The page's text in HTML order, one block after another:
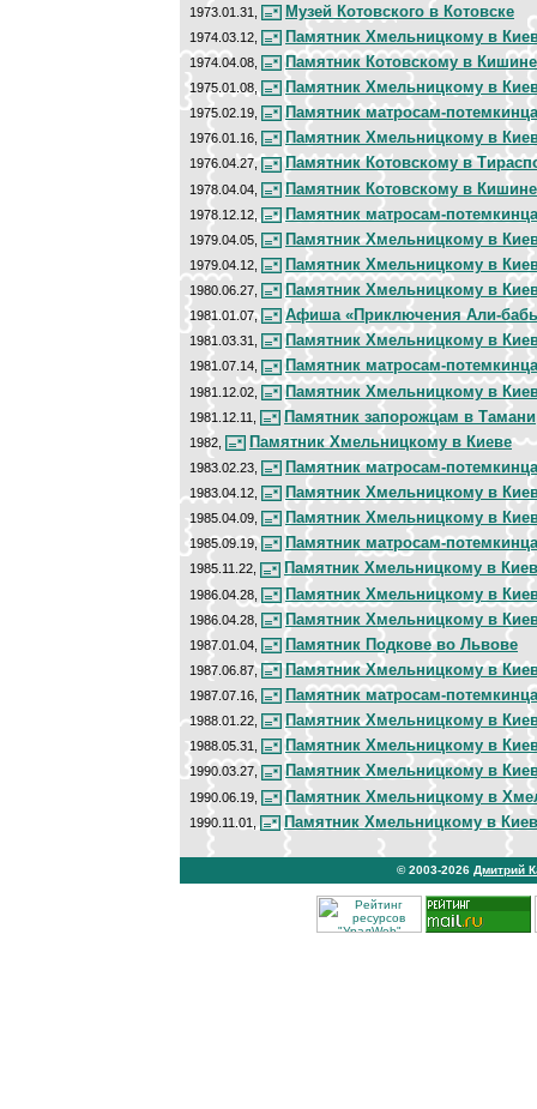
1973.01.31, Музей Котовского в Котовске
1974.03.12, Памятник Хмельницкому в
1974.04.08, Памятник Котовскому в
1975.01.08, Памятник Хмельницкому в
1975.02.19, Памятник матросам-
1976.01.16, Памятник Хмельницкому в
1976.04.27, Памятник Котовскому в
1978.04.04, Памятник Котовскому в
1978.12.12, Памятник матросам-
1979.04.05, Памятник Хмельницкому в
1979.04.12, Памятник Хмельницкому в
1980.06.27, Памятник Хмельницкому в
1981.01.07, Афиша «Приключения Али-
1981.03.31, Памятник Хмельницкому в
1981.07.14, Памятник матросам-
1981.12.02, Памятник Хмельницкому в
1981.12.11, Памятник запорожцам в Тамани
1982, Памятник Хмельницкому в Киеве
1983.02.23, Памятник матросам-
1983.04.12, Памятник Хмельницкому в
1985.04.09, Памятник Хмельницкому в
1985.09.19, Памятник матросам-
1985.11.22, Памятник Хмельницкому в
1986.04.28, Памятник Хмельницкому в
1986.04.28, Памятник Хмельницкому в
1987.01.04, Памятник Подкове во Львове
1987.06.87, Памятник Хмельницкому в
1987.07.16, Памятник матросам-
1988.01.22, Памятник Хмельницкому в
1988.05.31, Памятник Хмельницкому в
1990.03.27, Памятник Хмельницкому в
1990.06.19, Памятник Хмельницкому в
1990.11.01, Памятник Хмельницкому в
© 2003-2026 Дмитрий